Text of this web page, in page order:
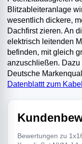
Blitzableiteranlage
wesentlich dickere,
Dachfirst zieren. An
elektrisch leitenden
befinden, mit gleich
anzuschließen. Dazu
Deutsche
Datenblattt zum Kabel
Bewertungen zu